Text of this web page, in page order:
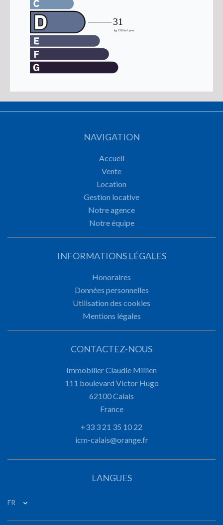
NAVIGATION
Accueil
Vente
Location
Gestion locative
Notre agence
Notre équipe
INFORMATIONS LÉGALES
Honoraires
Données personnelles
Utilisation des cookies
Mentions légales
CONTACTEZ-NOUS
Immobilier Claudie Millien
111 boulevard Victor Hugo
62100Calais
France
+33 3 21 35 10 22
icm-calais@orange.fr
LANGUES
FR